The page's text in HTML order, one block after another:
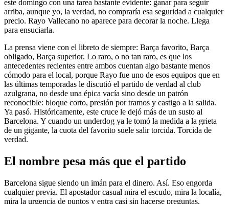
este domingo con una tarea bastante evidente: ganar para seguir
arriba, aunque yo, la verdad, no compraría esa seguridad a cualquier
precio. Rayo Vallecano no aparece para decorar la noche. Llega
para ensuciarla.
La prensa viene con el libreto de siempre: Barça favorito, Barça
obligado, Barça superior. Lo raro, o no tan raro, es que los
antecedentes recientes entre ambos cuentan algo bastante menos
cómodo para el local, porque Rayo fue uno de esos equipos que en
las últimas temporadas le discutió el partido de verdad al club
azulgrana, no desde una épica vacía sino desde un patrón
reconocible: bloque corto, presión por tramos y castigo a la salida.
Ya pasó. Históricamente, este cruce le dejó más de un susto al
Barcelona. Y cuando un underdog ya le tomó la medida a la grieta
de un gigante, la cuota del favorito suele salir torcida. Torcida de
verdad.
El nombre pesa más que el partido
Barcelona sigue siendo un imán para el dinero. Así. Eso engorda
cualquier previa. El apostador casual mira el escudo, mira la localía,
mira la urgencia de puntos y entra casi sin hacerse preguntas,